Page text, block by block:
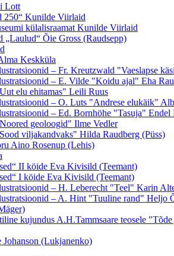
Lott
250“ Kunilde Viirlaid
külalisraamat Kunilde Viirlaid
„Laulud“ Õie Gross (Raudsepp)
Keskküla
– Fr. Kreutzwald "Vaeslapse
– E. Vilde "Koidu ajal" Eha
elu ehitamas" Leili Ruus
– O. Luts "Andrese elukäik"
– Ed. Bornhöhe "Tasuja" Endel
geoloogid" Ilme Vedler
viljakandvaks" Hilda Raudberg (Püss)
Aino Rosenup (Lehis)
II köide Eva Kivisild (Teemant)
I köide Eva Kivisild (Teemant)
– H. Leberecht "Teel" Karin
– A. Hint "Tuuline rand" Heljo
kujundus A.H.Tammsaare teosele
Johanson (Lukjanenko)